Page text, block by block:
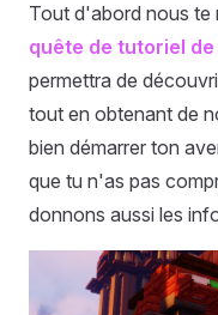
Tout d'abord nous te
quête de tutoriel
permettra de
tout en obtenant de
bien démarrer ton
que tu n'as pas
donnons aussi les